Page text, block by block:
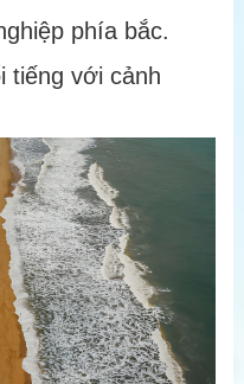
phía bắc.
tiếng với cảnh